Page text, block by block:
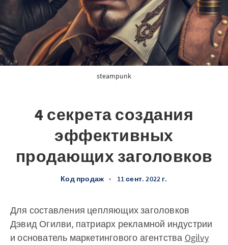
steampunk
4 секрета создания
эффективных
продающих заголовков
Код продаж • 11 сент. 2022 г.
Для составления цепляющих заголовков
Дэвид Огилви, патриарх рекламной индустрии
и основатель маркетингового агентства Ogilvy